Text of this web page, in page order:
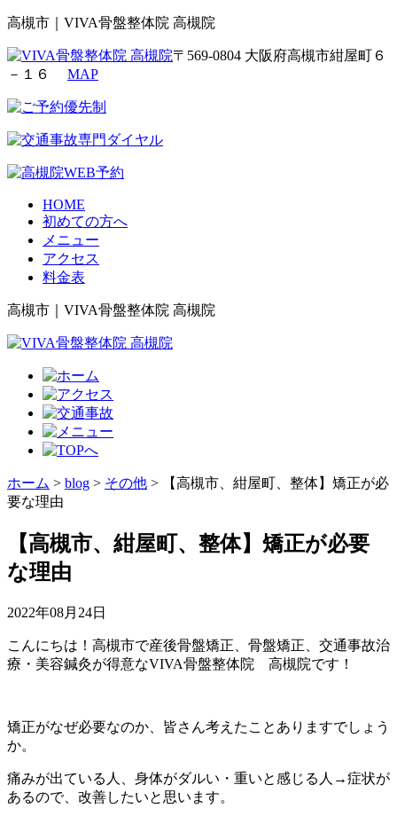
高槻市｜VIVA骨盤整体院 高槻院
〒569-0804 大阪府高槻市紺屋町６
－１６ MAP
HOME
初めての方へ
メニュー
アクセス
料金表
高槻市｜VIVA骨盤整体院 高槻院
ホーム > blog > その他 >
【高槻市、紺屋町、整体】矯正が必
要な理由
【高槻市、紺屋町、整体】矯正が必要
な理由
2022年08月24日
こんにちは！高槻市で産後骨盤矯正、骨盤矯正、交通事故治
療・美容鍼灸が得意なVIVA骨盤整体院 高槻院です！
矯正がなぜ必要なのか、皆さん考えたことありますでしょう
か。
痛みが出ている人、身体がダルい・重いと感じる人→症状が
あるので、改善したいと思います。